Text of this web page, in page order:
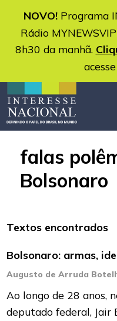
NOVO!Programa
Rádio
8h30 da manhã.
falas
Bolsonaro
Textos encontrados
Bolsonaro: armas,
Augusto de Arruda
Ao longo de 28 anos,
deputado federal, Jair